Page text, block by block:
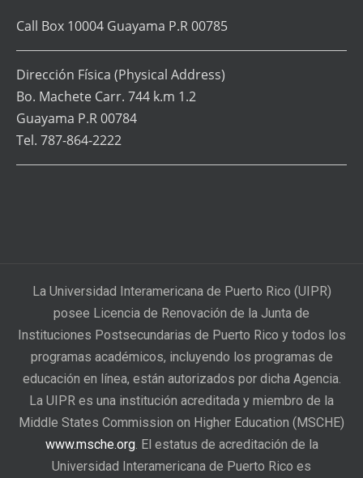
Call Box 10004 Guayama P.R 00785
Dirección Física (Physical Address)
Bo. Machete Carr. 744 k.m 1.2
Guayama P.R 00784
Tel. 787-864-2222
La Universidad Interamericana de Puerto Rico (UIPR)
posee Licencia de Renovación de la Junta de
Instituciones Postsecundarias de Puerto Rico y todos los
programas académicos, incluyendo los programas de
educación en línea, están autorizados por dicha Agencia.
La UIPR es una institución acreditada y miembro de la
Middle States Commission on Higher Education (MSCHE)
www.msche.org. El estatus de acreditación de la
Universidad Interamericana de Puerto Rico es